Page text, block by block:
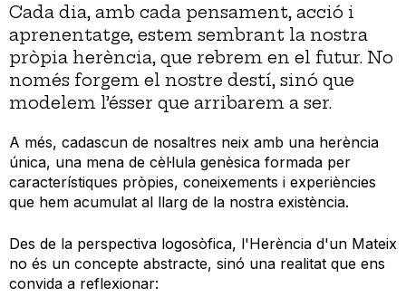
Cada dia, amb cada pensament, acció i
aprenentatge, estem sembrant la nostra
pròpia herència, que rebrem en el futur. No
només forgem el nostre destí, sinó que
modelem l’ésser que arribarem a ser.
A més, cadascun de nosaltres neix amb una herència
única, una mena de cèl·lula genèsica formada per
característiques pròpies, coneixements i experiències
que hem acumulat al llarg de la nostra existència.
Des de la perspectiva logosòfica, l'Herència d'un Mateix
no és un concepte abstracte, sinó una realitat que ens
convida a reflexionar: